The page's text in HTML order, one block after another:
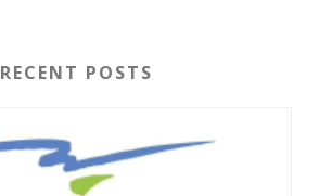
RECENT POSTS